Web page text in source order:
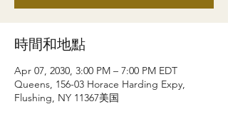
時間和地點
Apr 07, 2030, 3:00 PM – 7:00 PM EDT
Queens, 156-03 Horace Harding Expy,
Flushing, NY 11367美国